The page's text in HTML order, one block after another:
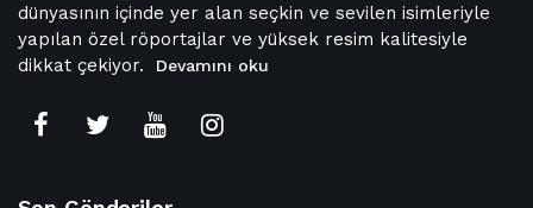
dünyasının içinde yer alan seçkin ve sevilen isimleriyle
yapılan özel röportajlar ve yüksek resim kalitesiyle
dikkat çekiyor.
Devamını oku